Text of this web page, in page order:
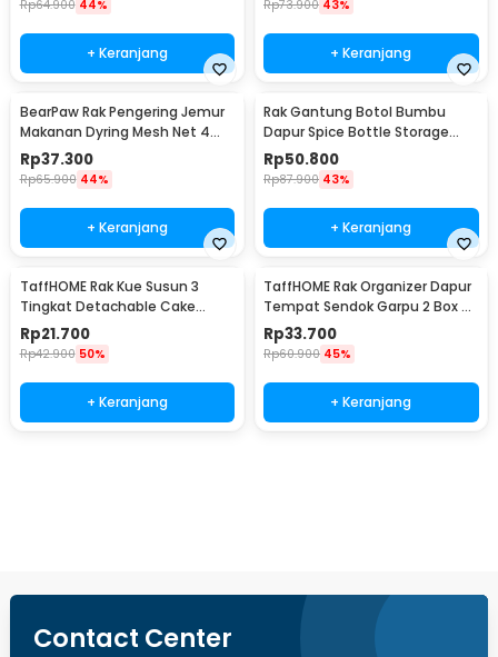
Rp64.900 44%
+ Keranjang
Rp73.900 43%
+ Keranjang
BearPaw Rak Pengering Jemur
Makanan Dyring Mesh Net 4
Layer S - G58
Rp37.300
Rp65.900 44%
+ Keranjang
Rak Gantung Botol Bumbu
Dapur Spice Bottle Storage
Rack 3 Slot - E2006
Rp50.800
Rp87.900 43%
+ Keranjang
TaffHOME Rak Kue Susun 3
Tingkat Detachable Cake
Stand Display - CF431
Rp21.700
Rp42.900 50%
+ Keranjang
TaffHOME Rak Organizer Dapur
Tempat Sendok Garpu 2 Box -
LL251
Rp33.700
Rp60.900 45%
+ Keranjang
Contact Center